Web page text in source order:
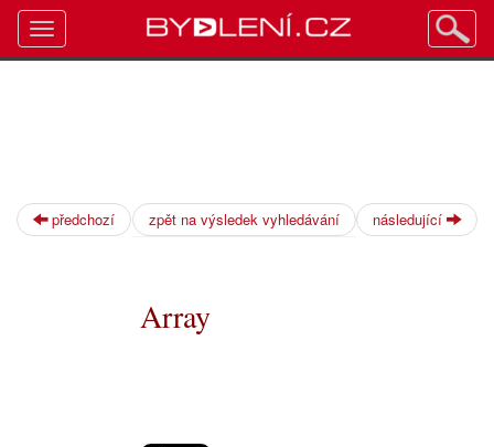
předchozí zpět na výsledek vyhledávání následující
Array
Toggle
navigation